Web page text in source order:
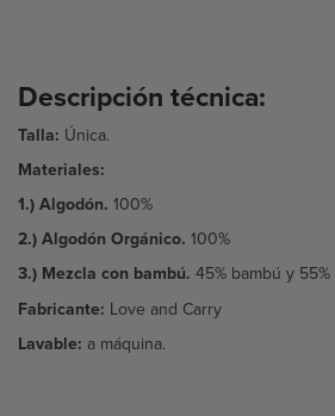
Descripción técnica:
Talla: Única.
Materiales:
1.) Algodón. 100%
2.) Algodón Orgánico. 100%
3.) Mezcla con bambú. 45% bambú y
Fabricante: Love and Carry
Lavable: a máquina.